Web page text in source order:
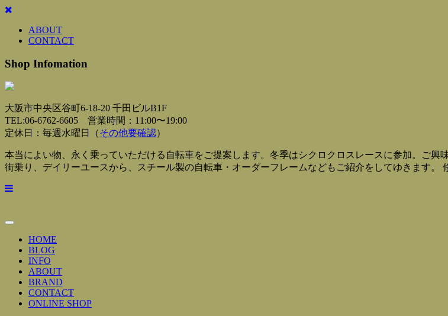
ABOUT
CONTACT
Shop Infomation
大阪市中央区谷町6-18-20 千田ビルB1F
TEL:06-6762-6605 営業時間：11:00〜19:00
定休日：毎週水曜日（その他要確認）
本当によい物、永く乗っていただける自転車をご提案します。冬季はシクロクロスレースに参加。ご興
街乗り、デイリーユースから、スチール製の自転車・オーダーフレームなどもご紹介をしてゆきます。
Toggle
Navigation
HOME
BLOG
INFO
ABOUT
BRAND
CONTACT
ONLINE SHOP